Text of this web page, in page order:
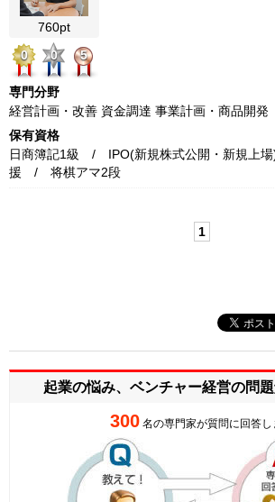
760pt
0
0 5
専門分野
経営計画・改善 資金調達 事業計画・商品開発
保有資格
日商簿記1級 / IPO(新規株式公開・新規上場
援 / 将棋アマ2段
1
起業の悩み、ベンチャー経営の問
300 名の専門家が質問に回答し